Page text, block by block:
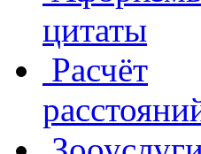
цитаты
Расчёт